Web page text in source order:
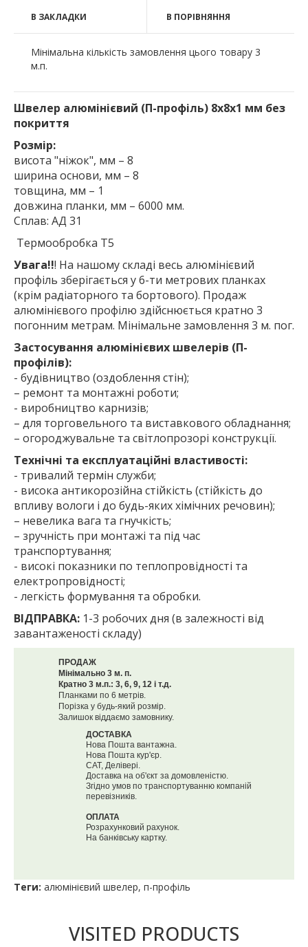
В ЗАКЛАДКИ В ПОРІВНЯННЯ
Мінімальна кількість замовлення цього товару 3
м.п.
Швелер алюмінієвий (П-профіль) 8х8х1 мм без
покриття
Розмір:
висота "ніжок", мм – 8
ширина основи, мм – 8
товщина, мм – 1
довжина планки, мм – 6000 мм.
Сплав: АД 31
Термообробка Т5
Увага!!! На нашому складі весь алюмінієвий
профіль зберігається у 6-ти метрових планках
(крім радіаторного та бортового). Продаж
алюмінієвого профілю здійснюється кратно 3
погонним метрам. Мінімальне замовлення 3 м. пог.
Застосування алюмінієвих швелерів (П-
профілів):
- будівництво (оздоблення стін);
– ремонт та монтажні роботи;
- виробництво карнизів;
– для торговельного та виставкового обладнання;
– огороджувальне та світлопрозорі конструкції.
Технічні та експлуатаційні властивості:
- тривалий термін служби;
- висока антикорозійна стійкість (стійкість до
впливу вологи і до будь-яких хімічних речовин);
– невелика вага та гнучкість;
– зручність при монтажі та під час
транспортування;
- високі показники по теплопровідності та
електропровідності;
- легкість формування та обробки.
ВІДПРАВКА: 1-3 робочих дня (в залежності від
завантаженості складу)
ПРОДАЖ
Мінімально 3 м. п.
Кратно 3 м.п.: 3, 6, 9, 12 і т.д.
Планками по 6 метрів.
Порізка у будь-який розмір.
Залишок віддаємо замовнику.
ДОСТАВКА
Нова Пошта вантажна.
Нова Пошта кур'єр.
САТ, Делівері.
Доставка на об'єкт за домовленістю.
Згідно умов по транспортуванню компаній
перевізників.
ОПЛАТА
Розрахунковий рахунок.
На банківську картку.
Теги: алюмінієвий швелер, п-профіль
VISITED PRODUCTS